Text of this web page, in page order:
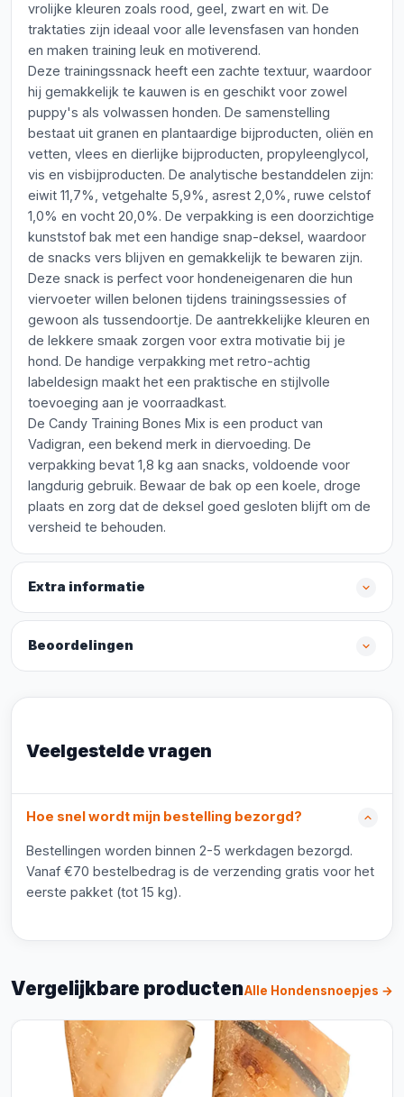
vrolijke kleuren zoals rood, geel, zwart en wit. De
traktaties zijn ideaal voor alle levensfasen van honden
en maken training leuk en motiverend.
Deze trainingssnack heeft een zachte textuur, waardoor
hij gemakkelijk te kauwen is en geschikt voor zowel
puppy's als volwassen honden. De samenstelling
bestaat uit granen en plantaardige bijproducten, oliën en
vetten, vlees en dierlijke bijproducten, propyleenglycol,
vis en visbijproducten. De analytische bestanddelen zijn:
eiwit 11,7%, vetgehalte 5,9%, asrest 2,0%, ruwe celstof
1,0% en vocht 20,0%. De verpakking is een doorzichtige
kunststof bak met een handige snap-deksel, waardoor
de snacks vers blijven en gemakkelijk te bewaren zijn.
Deze snack is perfect voor hondeneigenaren die hun
viervoeter willen belonen tijdens trainingssessies of
gewoon als tussendoortje. De aantrekkelijke kleuren en
de lekkere smaak zorgen voor extra motivatie bij je
hond. De handige verpakking met retro-achtig
labeldesign maakt het een praktische en stijlvolle
toevoeging aan je voorraadkast.
De Candy Training Bones Mix is een product van
Vadigran, een bekend merk in diervoeding. De
verpakking bevat 1,8 kg aan snacks, voldoende voor
langdurig gebruik. Bewaar de bak op een koele, droge
plaats en zorg dat de deksel goed gesloten blijft om de
versheid te behouden.
Extra informatie
Beoordelingen
Veelgestelde vragen
Hoe snel wordt mijn bestelling bezorgd?
Bestellingen worden binnen 2-5 werkdagen bezorgd.
Vanaf €70 bestelbedrag is de verzending gratis voor het
eerste pakket (tot 15 kg).
Vergelijkbare productenAlle Hondensnoepjes →